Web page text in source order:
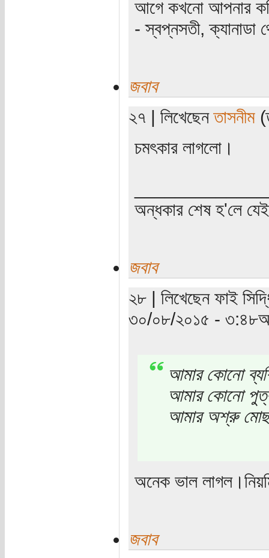
আগে কখনো আপনার
- স্বপ্নসতী, ক্যানাডা
জবাব
২৭ | লিখেছেনতাসনীম
চমৎকার লাগলো।
অন্ধকার শেষ হ'লে
জবাব
২৮ | লিখেছেন ফাই
৩০/০৮/২০১৫ -
আমার কোনো
আমার কোনো
আমার অশ্রু
অনেক ভাল
জবাব